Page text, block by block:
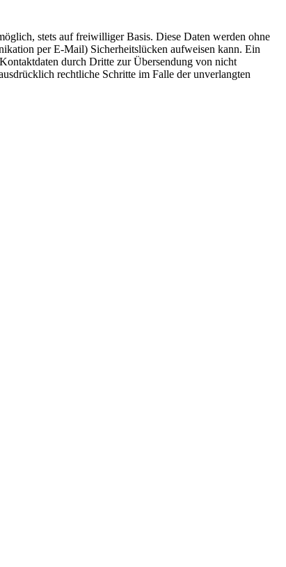
stets auf freiwilliger Basis. Diese Daten werden ohne
per E-Mail) Sicherheitslücken aufweisen kann. Ein
durch Dritte zur Übersendung von nicht
rechtliche Schritte im Falle der unverlangten